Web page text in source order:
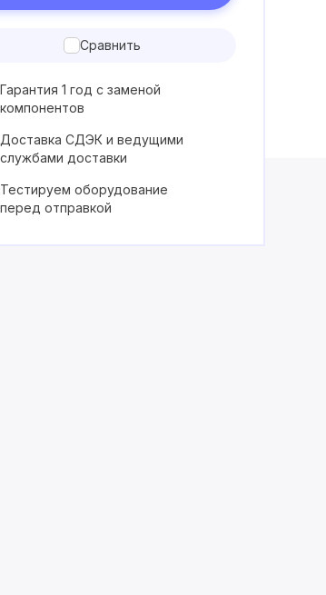
Сравнить
Гарантия 1 год с заменой
компонентов
Доставка СДЭК и ведущими
службами доставки
Тестируем оборудование
перед отправкой